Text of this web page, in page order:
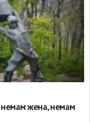
жена, немам